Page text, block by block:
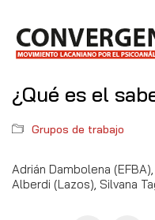
¿Qué es el
Grupos de trabajo
Adrián Dambolena
Alberdi (Lazos), Silvana